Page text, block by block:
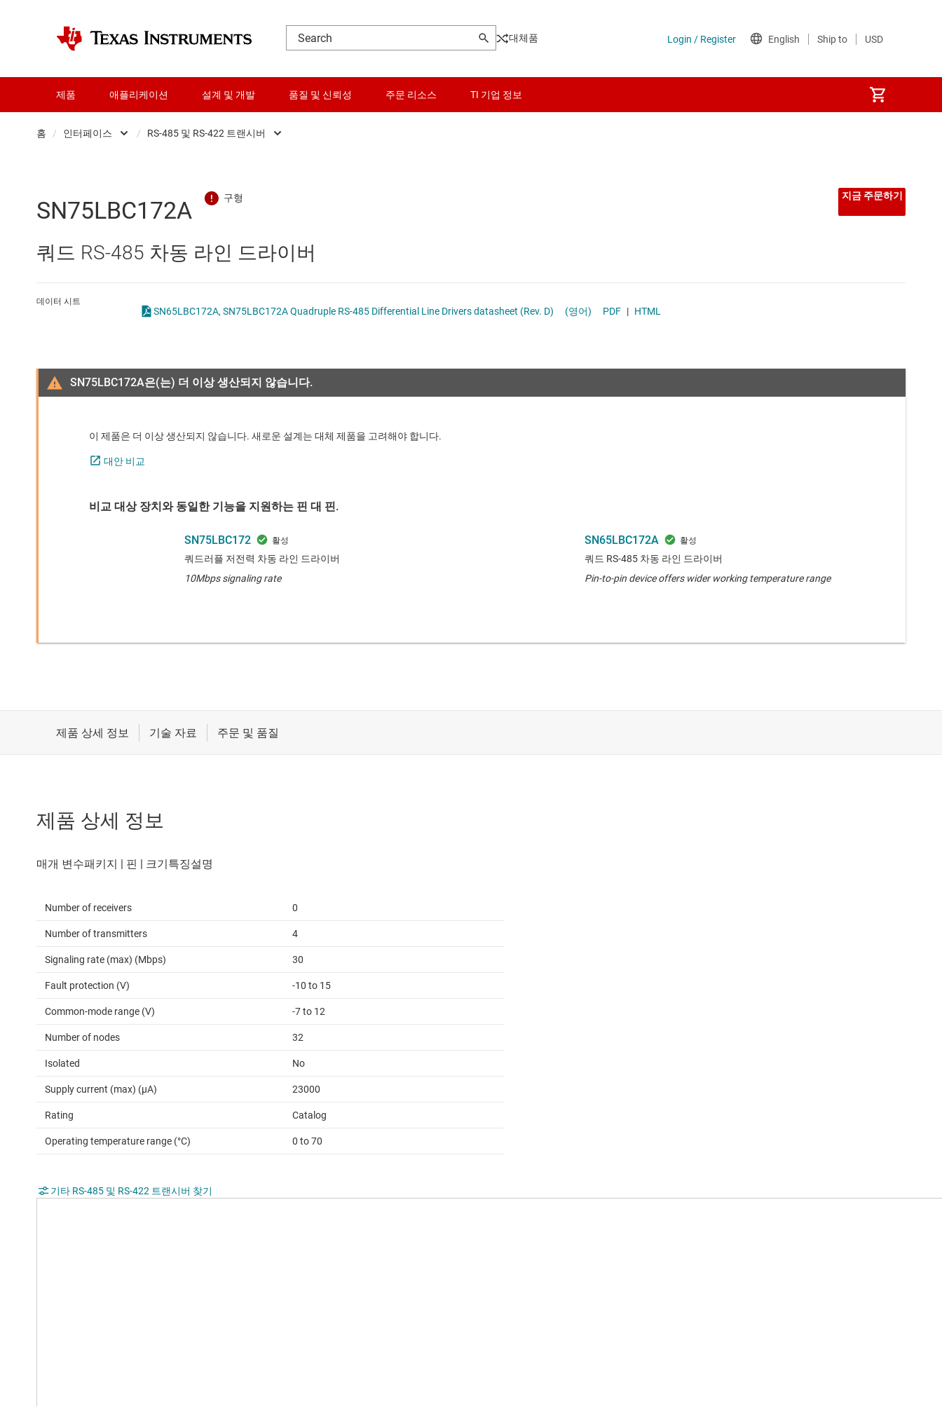
대체품
제품 애플리케이션 설계 및 개발 품질 및 신뢰성 주문 리소스 TI 기업 정보
홈 / 인터페이스
RF 및 마이크로파
데이터 컨버터
마이크로컨트롤러(MCU) 및 프로세서
무선 연결
절연
/ RS-485 및 RS-422 트랜시버
HDMI, 디스플레이 포트 및 MIPI IC
IO-Link 및 디지털 I/O
LVDS, M-LVDS 및 PECL IC
RS-232 트랜시버
멀티 스위치 감지 인터페이스(MSDI) IC
SN75LBC172A
쿼드 RS-485 차동 라인 드라이버
지금 주문하기
데이터 시트
SN65LBC172A, SN75LBC172A Quadruple RS-485 Differential Line Drivers datasheet (Rev. D) (영어) PDF | HTML
SN75LBC172A은(는) 더 이상 생산되지 않습니다.
이 제품은 더 이상 생산되지 않습니다. 새로운 설계는 대체 제품을 고려해야 합니다.
대안 비교
비교 대상 장치와 동일한 기능을 지원하는 핀 대 핀.
SN75LBC172
쿼드러플 저전력 차동 라인 드라이버
10Mbps signaling rate
SN65LBC172A
쿼드 RS-485 차동 라인 드라이버
Pin-to-pin device offers wider working temperature range
제품 상세 정보
Number of receivers 0
Number of transmitters 4
Signaling rate (max) (Mbps) 30
Fault protection (V) -10 to 15
Common-mode range (V) -7 to 12
Number of nodes 32
Isolated No
Supply current (max) (µA) 23000
Rating Catalog
Operating temperature range (°C) 0 to 70
기타 RS-485 및 RS-422 트랜시버 찾기